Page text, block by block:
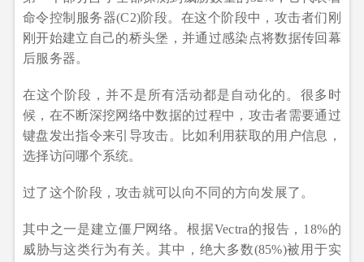
命令控制服务器(C2)阶段。在这个阶段中，攻击者们刚
刚开始建立自己的桥头堡，并通过感染点将数据传回幕
后服务器。
在这个阶段，并不是所有活动都是自动化的。很多时
候，在不断深挖网络中数据的过程中，攻击者需要通过
键盘发出指令来引导攻击。比如利用获取的用户信息，
选择访问哪个系统。
过了这个阶段，攻击就可以向不同的方向发展了。
其中之一是建立僵尸网络。根据Vectra的报告，18%的
威胁与这类行为有关。其中，绝大多数(85%)被用于实